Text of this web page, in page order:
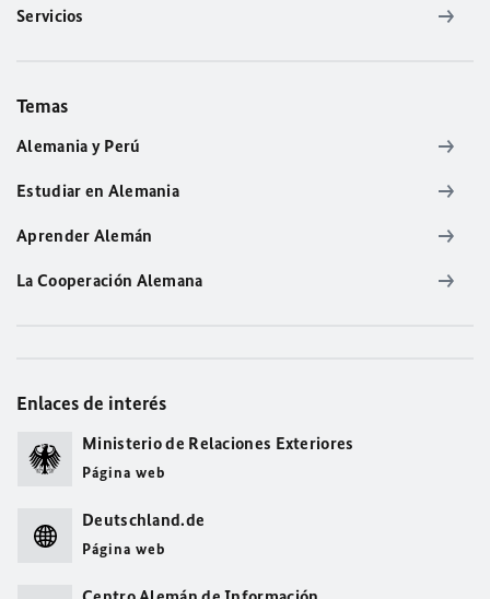
Servicios
Temas
Alemania y Perú
Estudiar en Alemania
Aprender Alemán
La Cooperación Alemana
Enlaces de interés
Ministerio de Relaciones Exteriores
Página web
Deutschland.de
Página web